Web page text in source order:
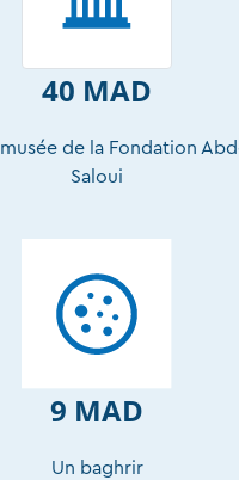
40 MAD
de la Fondation
Saloui
9 MAD
Un baghrir